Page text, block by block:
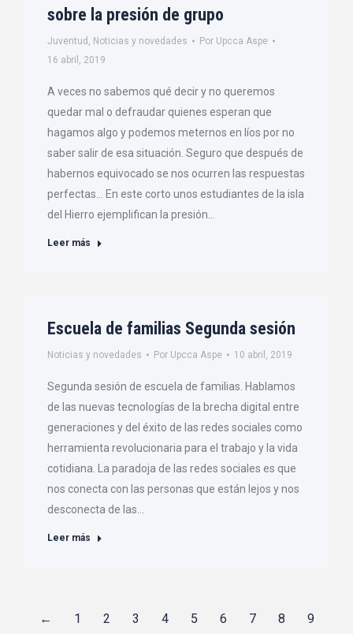
sobre la presión de grupo
Juventud , Noticias y novedades Por Upcca Aspe
16 abril, 2019
A veces no sabemos qué decir y no queremos
quedar mal o defraudar quienes esperan que
hagamos algo y podemos meternos en líos por no
saber salir de esa situación. Seguro que después de
habernos equivocado se nos ocurren las respuestas
perfectas… En este corto unos estudiantes de la isla
del Hierro ejemplifican la presión…
Leer más
Escuela de familias Segunda sesión
Noticias y novedades Por Upcca Aspe 10 abril, 2019
Segunda sesión de escuela de familias. Hablamos
de las nuevas tecnologías de la brecha digital entre
generaciones y del éxito de las redes sociales como
herramienta revolucionaria para el trabajo y la vida
cotidiana. La paradoja de las redes sociales es que
nos conecta con las personas que están lejos y nos
desconecta de las…
Leer más
← 1 2 3 4 5 6 7 8
9